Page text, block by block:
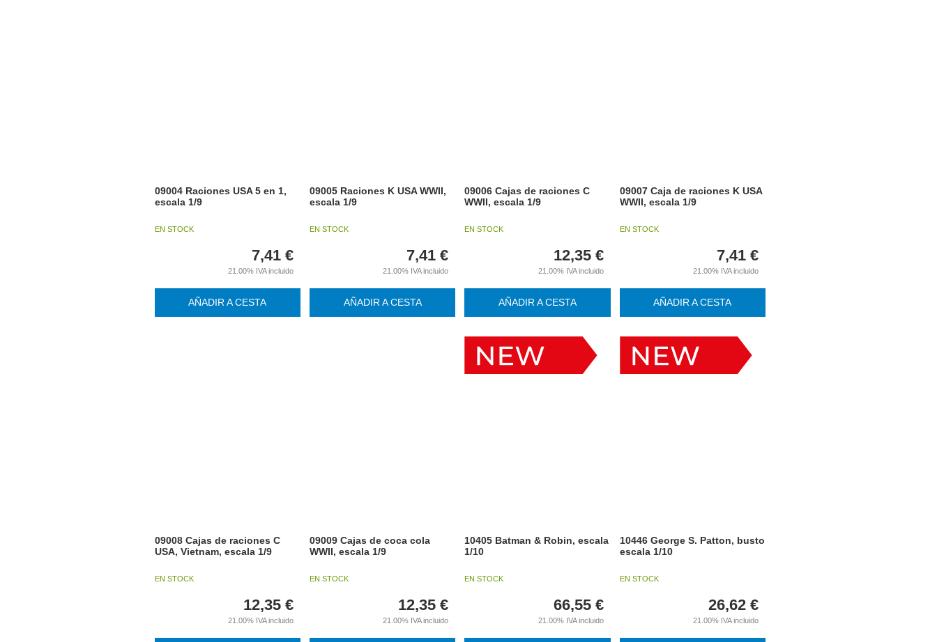
09004 Raciones USA 5 en 1,
escala 1/9
EN STOCK
7,41 €
21.00% IVA incluido
AÑADIR A CESTA
09005 Raciones K USA WWII,
escala 1/9
EN STOCK
7,41 €
21.00% IVA incluido
AÑADIR A CESTA
09006 Cajas de raciones C
WWII, escala 1/9
EN STOCK
12,35 €
21.00% IVA incluido
AÑADIR A CESTA
09007 Caja de raciones K USA
WWII, escala 1/9
EN STOCK
7,41 €
21.00% IVA incluido
AÑADIR A CESTA
09008 Cajas de raciones C
USA, Vietnam, escala 1/9
EN STOCK
12,35 €
21.00% IVA incluido
09009 Cajas de coca cola
WWII, escala 1/9
EN STOCK
12,35 €
21.00% IVA incluido
10405 Batman & Robin, escala
1/10
EN STOCK
66,55 €
21.00% IVA incluido
10446 George S. Patton, busto
escala 1/10
EN STOCK
26,62 €
21.00% IVA incluido